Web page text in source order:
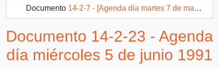
Documento 14-2-7 - [Agenda día martes 7 de mayo 1991
507 más...
Documento 14-2-23 - Agenda
día miércoles 5 de junio 1991